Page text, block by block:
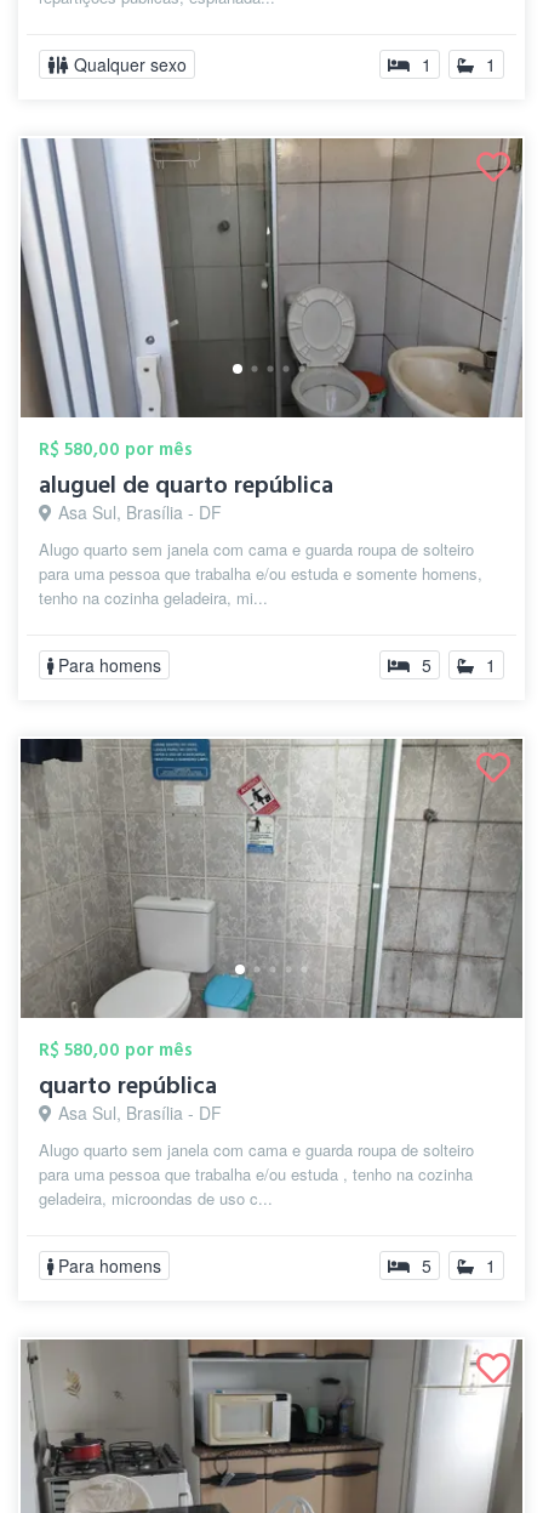
Qualquer sexo 1 1
R$ 580,00 por mês
aluguel de quarto república
Asa Sul, Brasília - DF
Alugo quarto sem janela com cama e guarda roupa de solteiro
para uma pessoa que trabalha e/ou estuda e somente homens,
tenho na cozinha geladeira, mi...
Para homens 5 1
R$ 580,00 por mês
quarto república
Asa Sul, Brasília - DF
Alugo quarto sem janela com cama e guarda roupa de solteiro
para uma pessoa que trabalha e/ou estuda , tenho na cozinha
geladeira, microondas de uso c...
Para homens 5 1